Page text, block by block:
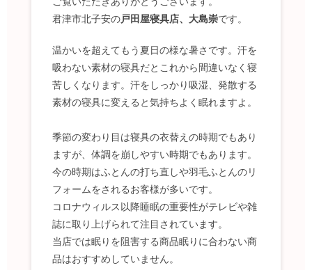
君津市北子安の 戸田屋寝具店、大島崇です。
温かいを超えてもう夏日の様な暑さです。汗を
吸わない素材の寝具だとこれから間違いなく寝
苦しくなります。汗をしっかり吸湿、発散する
素材の寝具に変えると気持ちよく眠れますよ。
季節の変わり目は寝具の衣替えの時期でもあり
ますが、体調を崩しやすい時期でもあります。
今の時期はふとんの打ち直しや羽毛ふとんのリ
フォームをされるお客様が多いです。
コロナウィルス以降睡眠の重要性がテレビや雑
誌に取り上げられて注目されています。
当店では眠りを阻害する商品眠りに合わない商
品はおすすめしていません。